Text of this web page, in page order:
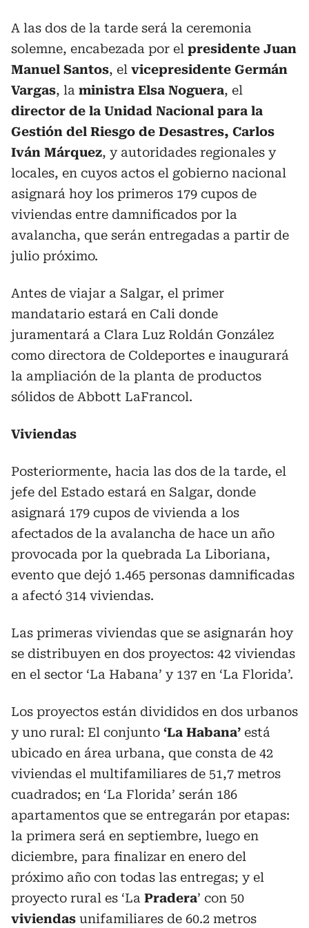
A las dos de la tarde será la ceremonia
solemne, encabezada por el presidente Juan
Manuel Santos, el vicepresidente Germán
Vargas, la ministra Elsa Noguera, el
director de la Unidad Nacional para la
Gestión del Riesgo de Desastres, Carlos
Iván Márquez, y autoridades regionales y
locales, en cuyos actos el gobierno nacional
asignará hoy los primeros 179 cupos de
viviendas entre damnificados por la
avalancha, que serán entregadas a partir de
julio próximo.
Antes de viajar a Salgar, el primer
mandatario estará en Cali donde
juramentará a Clara Luz Roldán González
como directora de Coldeportes e inaugurará
la ampliación de la planta de productos
sólidos de Abbott LaFrancol.
Viviendas
Posteriormente, hacia las dos de la tarde, el
jefe del Estado estará en Salgar, donde
asignará 179 cupos de vivienda a los
afectados de la avalancha de hace un año
provocada por la quebrada La Liboriana,
evento que dejó 1.465 personas damnificadas
a afectó 314 viviendas.
Las primeras viviendas que se asignarán hoy
se distribuyen en dos proyectos: 42 viviendas
en el sector ‘La Habana’ y 137 en ‘La Florida’.
Los proyectos están divididos en dos urbanos
y uno rural: El conjunto ‘La Habana’ está
ubicado en área urbana, que consta de 42
viviendas el multifamiliares de 51,7 metros
cuadrados; en ‘La Florida’ serán 186
apartamentos que se entregarán por etapas:
la primera será en septiembre, luego en
diciembre, para finalizar en enero del
próximo año con todas las entregas; y el
proyecto rural es ‘La Pradera’ con 50
viviendas unifamiliares de 60.2 metros